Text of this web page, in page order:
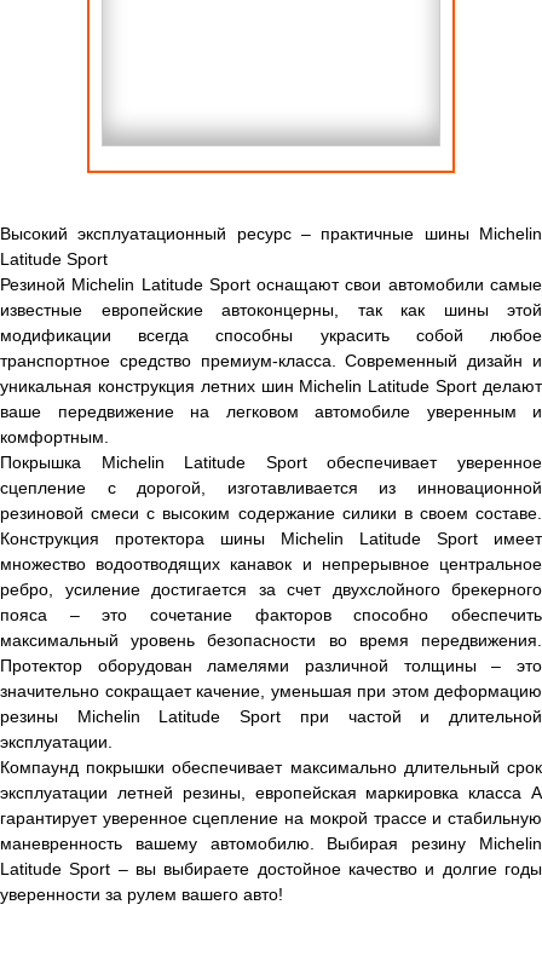
Высокий эксплуатационный ресурс – практичные шины Michelin
Latitude Sport
Резиной Michelin Latitude Sport оснащают свои автомобили самые
известные европейские автоконцерны, так как шины этой
модификации всегда способны украсить собой любое
транспортное средство премиум-класса. Современный дизайн и
уникальная конструкция летних шин Michelin Latitude Sport делают
ваше передвижение на легковом автомобиле уверенным и
комфортным.
Покрышка Michelin Latitude Sport обеспечивает уверенное
сцепление с дорогой, изготавливается из инновационной
резиновой смеси с высоким содержание силики в своем составе.
Конструкция протектора шины Michelin Latitude Sport имеет
множество водоотводящих канавок и непрерывное центральное
ребро, усиление достигается за счет двухслойного брекерного
пояса – это сочетание факторов способно обеспечить
максимальный уровень безопасности во время передвижения.
Протектор оборудован ламелями различной толщины – это
значительно сокращает качение, уменьшая при этом деформацию
резины Michelin Latitude Sport при частой и длительной
эксплуатации.
Компаунд покрышки обеспечивает максимально длительный срок
эксплуатации летней резины, европейская маркировка класса А
гарантирует уверенное сцепление на мокрой трассе и стабильную
маневренность вашему автомобилю. Выбирая резину Michelin
Latitude Sport – вы выбираете достойное качество и долгие годы
уверенности за рулем вашего авто!